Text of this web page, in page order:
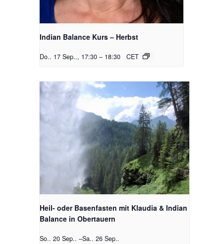
Indian Balance Kurs – Herbst
Do.. 17 Sep.., 17:30 – 18:30 CET
Heil- oder Basenfasten mit Klaudia & Indian
Balance in Obertauern
So.. 20 Sep.. –Sa.. 26 Sep..